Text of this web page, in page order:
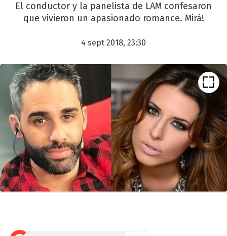
El conductor y la panelista de LAM confesaron
que vivieron un apasionado romance. Mirá!
4 sept 2018, 23:30